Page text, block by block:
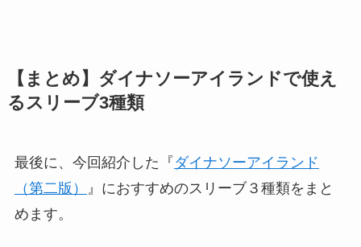
【まとめ】ダイナソーアイランドで使え
るスリーブ3種類
最後に、今回紹介した『 ダイナソーアイランド
（第二版）
』におすすめのスリーブ３種類をまと
めます。